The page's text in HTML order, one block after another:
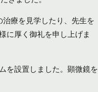
療を見学したり、先生を
に厚く御礼を申し上げま
を設置しました。顕微鏡を